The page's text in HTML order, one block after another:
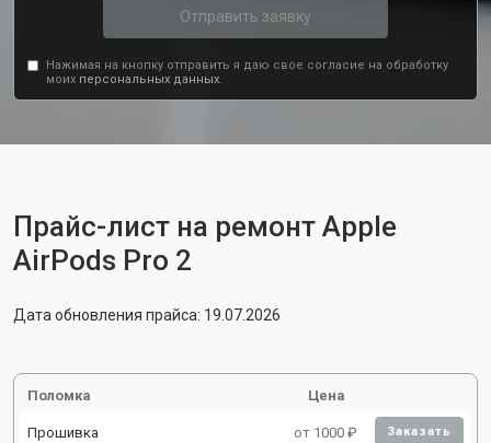
Отправить заявку
Нажимая на кнопку отправить я даю свое согласие на обработку
моих персональных данных.
Прайс-лист на ремонт Apple
AirPods Pro 2
Дата обновления прайса: 19.07.2026
Поломка Цена
Прошивка от 1000 ₽ Заказать